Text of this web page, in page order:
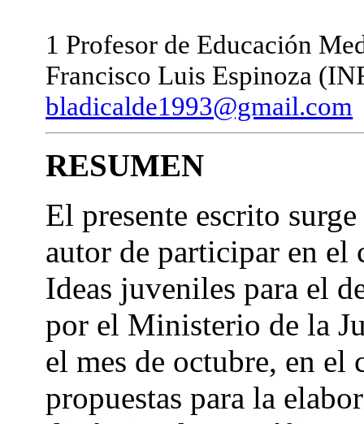
1 Profesor de Educación
Francisco Luis Espinoza
bladicalde1993@gmail.com
RESUMEN
El presente escrito
autor de participar en el
Ideas juveniles para el
por el Ministerio de la
el mes de octubre, en el
propuestas para la